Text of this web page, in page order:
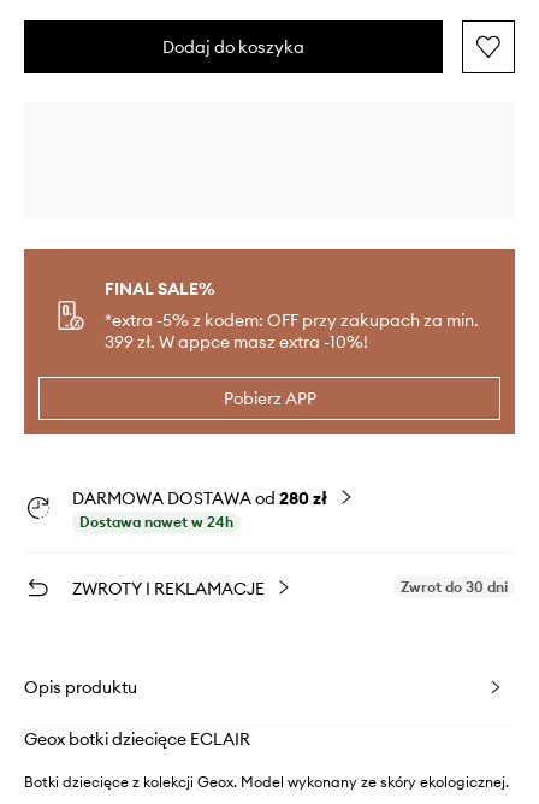
Dodaj do koszyka
FINAL SALE%
*extra -5% z kodem: OFF przy zakupach za min.
399 zł. W appce masz extra -10%!
Pobierz APP
DARMOWA DOSTAWA od 280 zł
Dostawa nawet w 24h
ZWROTY I REKLAMACJE Zwrot do 30 dni
Opis produktu
Geox botki dziecięce ECLAIR
Botki dziecięce z kolekcji Geox. Model wykonany ze skóry ekologicznej.